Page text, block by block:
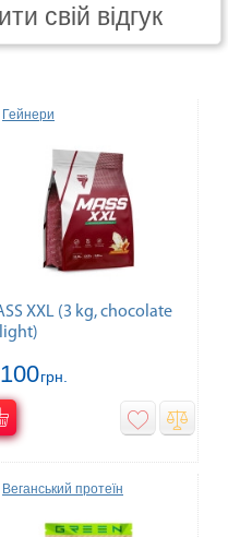
свій відгук
Гейнери
XXL (3 kg, chocolate
грн.
Веганський протеїн